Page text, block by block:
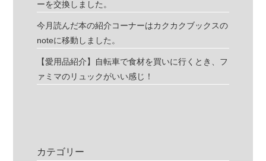
ーを交換しました。
今月読んだ本の紹介コーナーはカクカクブックスの
noteに移動しました。
【愛用品紹介】自転車で食材を買いに行くとき、フ
ァミマのリュックがいい感じ！
カテゴリー